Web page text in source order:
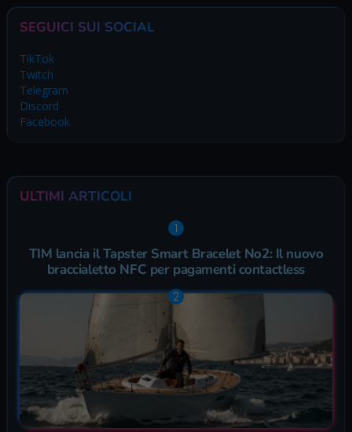
SEGUICI SUI SOCIAL
TikTok
Twitch
Telegram
Discord
Facebook
ULTIMI ARTICOLI
TIM lancia il Tapster Smart Bracelet No2: Il nuovo
braccialetto NFC per pagamenti contactless